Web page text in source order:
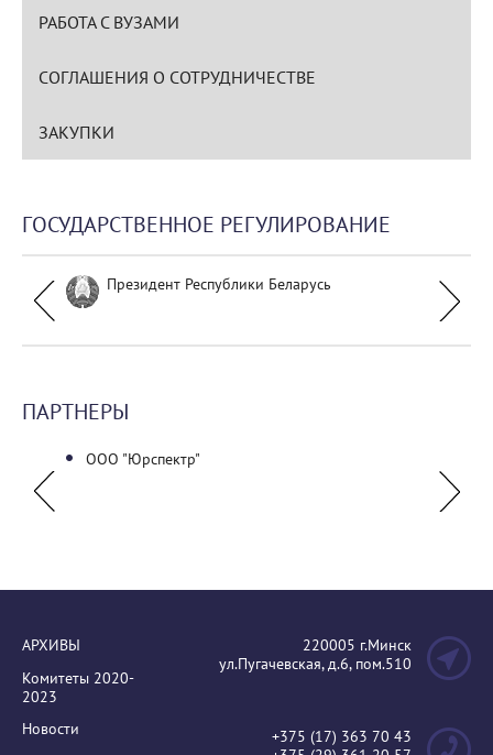
РАБОТА С ВУЗАМИ
СОГЛАШЕНИЯ О СОТРУДНИЧЕСТВЕ
ЗАКУПКИ
ГОСУДАРСТВЕННОЕ РЕГУЛИРОВАНИЕ
Президент Республики Беларусь
ПАРТНЕРЫ
ООО "Юрспектр"
АРХИВЫ
Комитеты 2020-
2023
Новости
220005 г.Минск
ул.Пугачевская, д.6, пом.510
+375 (17) 363 70 43